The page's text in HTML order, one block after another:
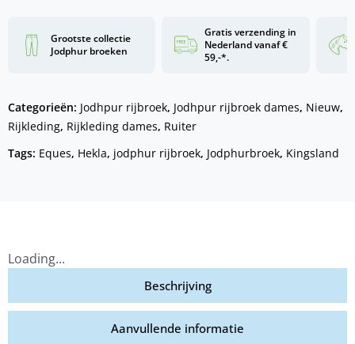
Grootste collectie
Jodphur broeken
Gratis verzending in
Nederland vanaf €
59,-*.
Categorieën: Jodhpur rijbroek, Jodhpur rijbroek dames, Nieuw,
Rijkleding, Rijkleding dames, Ruiter
Tags: Eques, Hekla, jodphur rijbroek, Jodphurbroek, Kingsland
Loading...
Beschrijving
Aanvullende informatie